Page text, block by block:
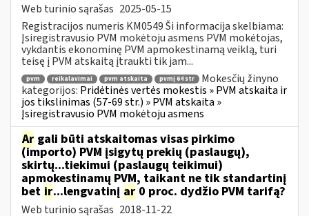
Web turinio sąrašas 2025-05-15
Registracijos numeris KM0549 Ši informacija skelbiama:
Įsiregistravusio PVM mokėtoju asmens PVM mokėtojas,
vykdantis ekonominę PVM apmokestinamą veiklą, turi
teisę į PVM atskaitą įtraukti tik jam...
pvm reikalavimai pvm atskaita pvmį 64 str
Mokesčių žinyno
kategorijos: Pridėtinės vertės mokestis » PVM atskaita ir
jos tikslinimas (57-69 str.) » PVM atskaita »
Įsiregistravusio PVM mokėtoju asmens
Ar gali būti atskaitomas visas pirkimo
(importo) PVM įsigytų prekių (paslaugų),
skirtų...tiekimui (paslaugų teikimui)
apmokestinamų PVM, taikant ne tik standartinį
bet ir...lengvatinį ar 0 proc. dydžio PVM tarifą?
Web turinio sąrašas 2018-11-22